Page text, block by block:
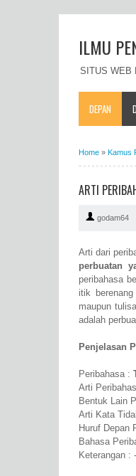
ILMU
SITUS WEB
DEPAN
Home » Kamus
ARTI
godam64
Arti dari
perbuatan
peribahasa
itik
maupun
adalah
Penjelasan
Peribahasa :
Arti
Bentuk Lain
Arti Kata
Huruf Depan
Bahasa
Keterangan : -